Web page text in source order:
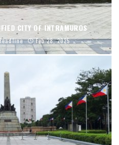
CITY OF INTRAMUROS
Feb 28, 2025